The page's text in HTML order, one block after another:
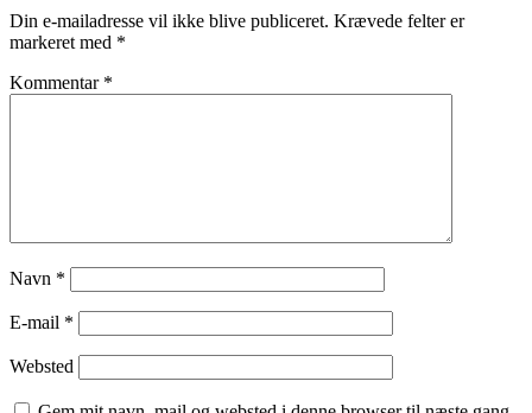
Din e-mailadresse vil ikke blive publiceret. Krævede felter er
markeret med *
Kommentar *
Navn *
E-mail *
Websted